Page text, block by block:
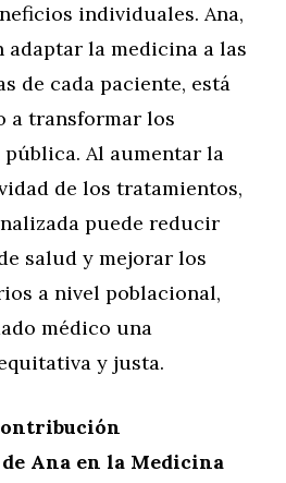
individuales. Ana,
adaptar la medicina a las
de cada paciente, está
a transformar los
Al aumentar la
de los tratamientos,
puede reducir
salud y mejorar los
a nivel poblacional,
médico una
y justa.
Ana en la Medicina